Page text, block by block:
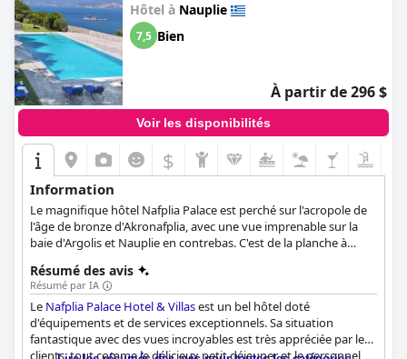
Hôtel à Nauplie
7,5 Bien
À partir de 296 $
Voir les disponibilités
$
Information
Le magnifique hôtel Nafplia Palace est perché sur l'acropole de
l'âge de bronze d'Akronafplia, avec une vue imprenable sur la
baie d'Argolis et Nauplie en contrebas. C'est de la planche à
luxueux et sans compromis. Aujourd'hui, avec une nouvelle
collection de villas et de bungalows d'une beauté inouïe, le
Nafplia Palace peut à nouveau se targuer d'être le joyau du
Péloponnèse.
Résumé des avis
Résumé par IA
Le Nafplia Palace Hotel & Villasest un bel hôtel doté
d'équipements et de services exceptionnels. Sa situation
fantastique avec des vues incroyables est très appréciée par les
clients, tout comme le délicieux petit déjeuner et le personnel